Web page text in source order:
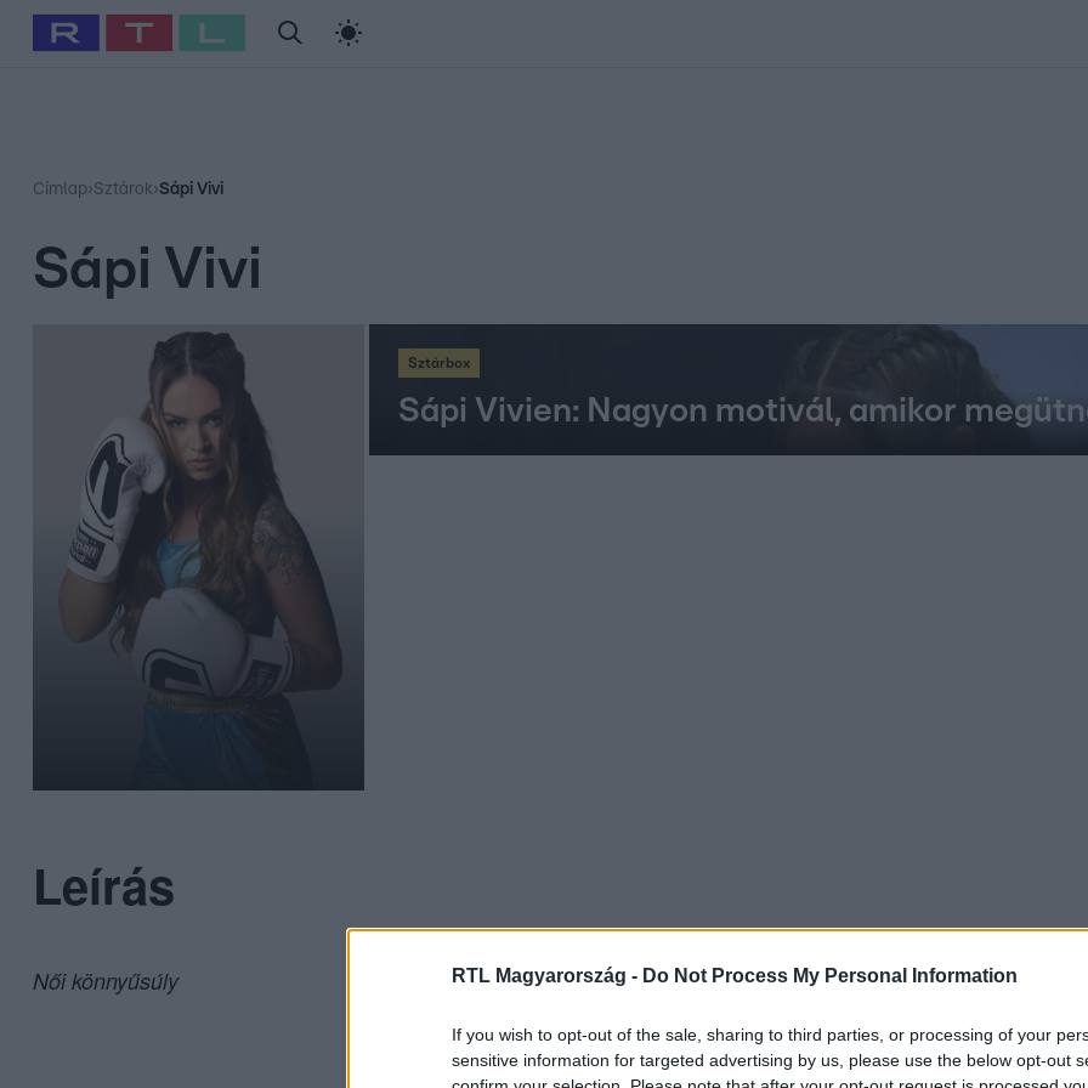
RTL Magyarország - Do Not Process My Personal Information
If you wish to opt-out of the sale, sharing to third parties, or processing of your
sensitive information for targeted advertising by us, please use the below opt-out
Babits Marcella Szellő István Most Wanted
Címlap›Sztárok›Sápi Vivi
Sápi Vivi
Sztárbox
Sápi Vivien: Nagyon motivál, amikor
Leírás
Női könnyűsúly